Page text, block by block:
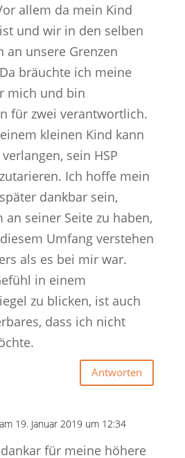
allem da mein Kind
und wir in den selben
an unsere Grenzen
bräuchte ich meine
mich und bin
für zwei verantwortlich.
kleinen Kind kann
sein HSP
Ich hoffe mein
dankbar sein,
an seiner Seite zu haben,
Umfang verstehen
als es bei mir war.
in einem
zu blicken, ist auch
dass ich nicht
Antworten
am 19. Januar 2019 um 12:34
für meine höhere